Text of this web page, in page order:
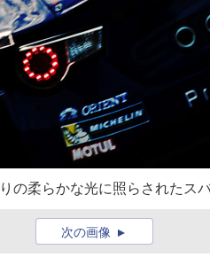
柔らかな光に照らされたス
次の画像